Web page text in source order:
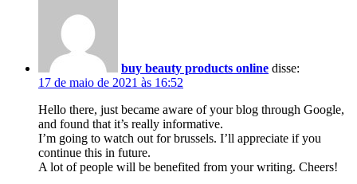
buy beauty products online disse:
17 de maio de 2021 às 16:52
Hello there, just became aware of your blog through Google,
and found that it’s really informative.
I’m going to watch out for brussels. I’ll appreciate if you
continue this in future.
A lot of people will be benefited from your writing. Cheers!